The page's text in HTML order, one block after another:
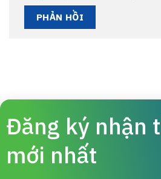
Đăng ký nhận
mới nhất